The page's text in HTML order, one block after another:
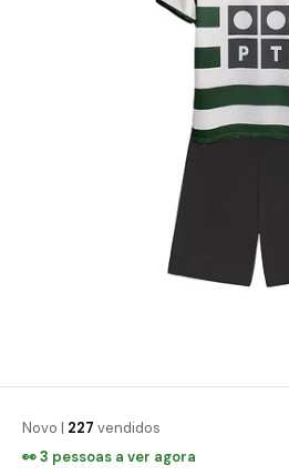
Novo | 227 vendidos
👀4 pessoas a ver agora